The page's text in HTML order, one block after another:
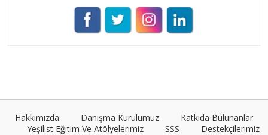
Hakkımızda Danışma Kurulumuz
Katkıda Bulunanlar
Yeşilist Eğitim Ve Atölyelerimiz
SSS
Destekçilerimiz